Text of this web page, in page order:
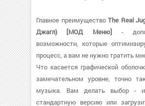
Главное преимущество The Real
Джагл) [МОД Меню] -
возможности, которые
процесс, а вам не нужно тратить
Что касается графической
замечательном уровне, точно
музыка. Вам делать выбор -
стандартную версию или